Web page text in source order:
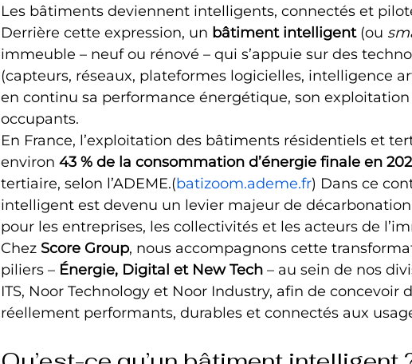
Les bâtiments deviennent intelligents, connectés et
Derrière cette expression, un bâtiment intelligent (ou
immeuble – neuf ou rénové – qui s’appuie sur des
(capteurs, réseaux, plateformes logicielles, intelligence
en continu sa performance énergétique, son
occupants.
En France, l’exploitation des bâtiments résidentiels et
environ 43 % de la consommation d’énergie finale en
tertiaire, selon l’ADEME.(batizoom.ademe.fr) Dans ce
intelligent est devenu un levier majeur de
pour les entreprises, les collectivités et les acteurs de
Chez Score Group, nous accompagnons cette
piliers – Énergie, Digital et New Tech – au sein de nos
ITS, Noor Technology et Noor Industry, afin de concevoir
réellement performants, durables et connectés aux